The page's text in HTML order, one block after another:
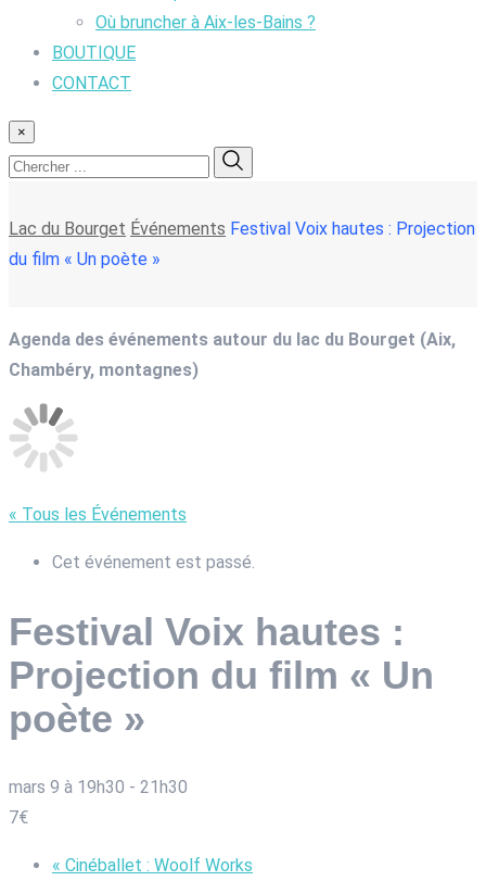
Où bruncher à Aix-les-Bains ?
BOUTIQUE
CONTACT
×
Lac du Bourget Événements Festival Voix hautes : Projection
du film « Un poète »
Agenda des événements autour du lac du Bourget (Aix,
Chambéry, montagnes)
« Tous les Événements
Cet événement est passé.
Festival Voix hautes :
Projection du film « Un
poète »
mars 9 à 19h30 - 21h30
7€
« Cinéballet : Woolf Works